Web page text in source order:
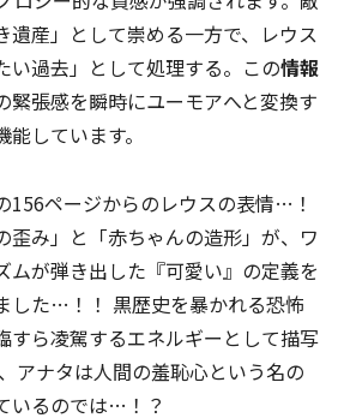
遺産」として崇める一方で、レウス
い過去」として処理する。この情報
緊張感を瞬時にユーモアへと変換す
しています。
ページからのレウスの表情…！
歪み」と「赤ちゃんの造形」が、ワ
ムが弾き出した『可愛い』の定義を
した…！！ 黒歴史を暴かれる恐怖
すら凌駕するエネルギーとして描写
アナタは人間の羞恥心という名の
いるのでは…！？